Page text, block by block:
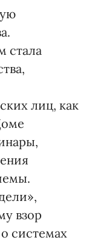
стала
лиц, как
взор
системах